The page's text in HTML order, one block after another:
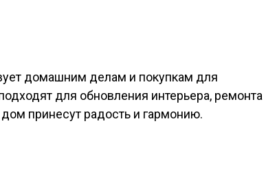
домашним делам и покупкам для
для обновления интерьера, ремонта
принесут радость и гармонию.